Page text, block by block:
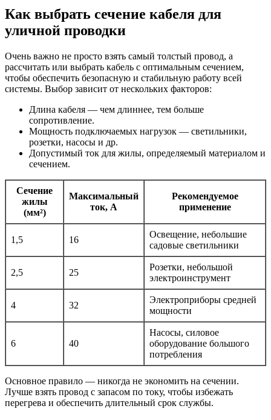
Как выбрать сечение кабеля для
уличной проводки
Очень важно не просто взять самый толстый провод, а
рассчитать или выбрать кабель с оптимальным сечением,
чтобы обеспечить безопасную и стабильную работу всей
системы. Выбор зависит от нескольких факторов:
Длина кабеля — чем длиннее, тем больше
сопротивление.
Мощность подключаемых нагрузок — светильники,
розетки, насосы и др.
Допустимый ток для жилы, определяемый материалом и
сечением.
Сечение
жилы
(мм²)
Максимальный
ток, А
Рекомендуемое
применение
1,5 16
Освещение, небольшие
садовые светильники
2,5 25
Розетки, небольшой
электроинструмент
4 32
Электроприборы средней
мощности
6 40
Насосы, силовое
оборудование большого
потребления
Основное правило — никогда не экономить на сечении.
Лучше взять провод с запасом по току, чтобы избежать
перегрева и обеспечить длительный срок службы.